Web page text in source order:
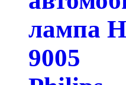
лампа
9005